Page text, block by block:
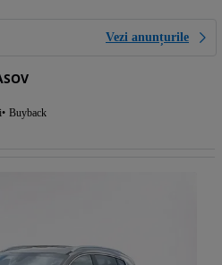
Vezi anunțurile
Buyback